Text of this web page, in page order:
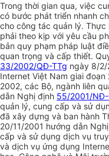
Trong thời gian qua, việc
có bước phát triển nhanh
cho công tác quản lý.
phải theo kịp với yêu cầu
bản quy phạm pháp luật
quan trọng và cấp thiết.
33/2002/QĐ-TTg ngày 8/2/
Internet Việt Nam giai
2002, các Bộ, ngành liên
dẫn Nghị định 55/2001/NĐ-
quản lý, cung cấp và sử
đã xây dựng và ban hành
20/11/2001 hướng dẫn
cấp và sử dụng dịch vụ
và dịch vụ ứng dụng